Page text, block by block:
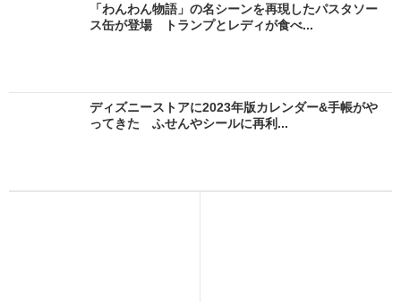
「わんわん物語」の名シーンを再現したパスタソー
ス缶が登場 トランプとレディが食べ...
ディズニーストアに2023年版カレンダー&手帳がや
ってきた ふせんやシールに再利...